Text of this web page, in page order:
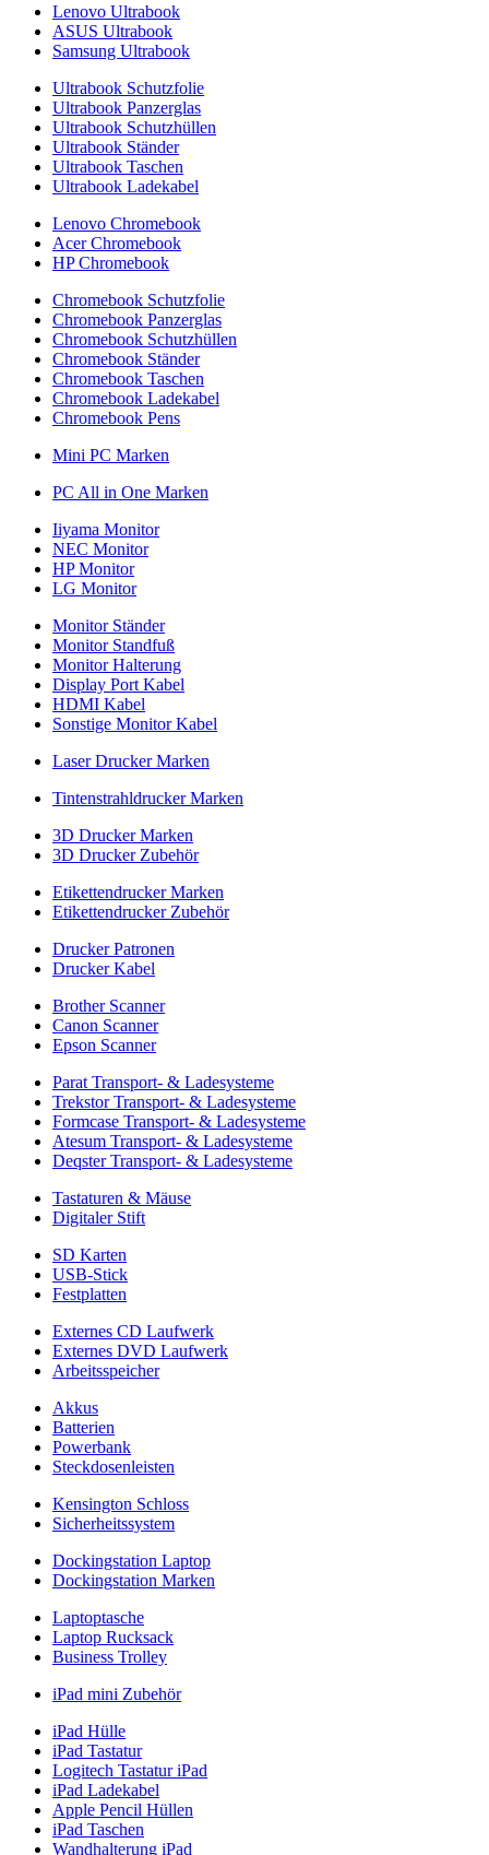
Lenovo Ultrabook
ASUS Ultrabook
Samsung Ultrabook
Ultrabook Schutzfolie
Ultrabook Panzerglas
Ultrabook Schutzhüllen
Ultrabook Ständer
Ultrabook Taschen
Ultrabook Ladekabel
Lenovo Chromebook
Acer Chromebook
HP Chromebook
Chromebook Schutzfolie
Chromebook Panzerglas
Chromebook Schutzhüllen
Chromebook Ständer
Chromebook Taschen
Chromebook Ladekabel
Chromebook Pens
Mini PC Marken
PC All in One Marken
Iiyama Monitor
NEC Monitor
HP Monitor
LG Monitor
Monitor Ständer
Monitor Standfuß
Monitor Halterung
Display Port Kabel
HDMI Kabel
Sonstige Monitor Kabel
Laser Drucker Marken
Tintenstrahldrucker Marken
3D Drucker Marken
3D Drucker Zubehör
Etikettendrucker Marken
Etikettendrucker Zubehör
Drucker Patronen
Drucker Kabel
Brother Scanner
Canon Scanner
Epson Scanner
Parat Transport- & Ladesysteme
Trekstor Transport- & Ladesysteme
Formcase Transport- & Ladesysteme
Atesum Transport- & Ladesysteme
Deqster Transport- & Ladesysteme
Tastaturen & Mäuse
Digitaler Stift
SD Karten
USB-Stick
Festplatten
Externes CD Laufwerk
Externes DVD Laufwerk
Arbeitsspeicher
Akkus
Batterien
Powerbank
Steckdosenleisten
Kensington Schloss
Sicherheitssystem
Dockingstation Laptop
Dockingstation Marken
Laptoptasche
Laptop Rucksack
Business Trolley
iPad mini Zubehör
iPad Hülle
iPad Tastatur
Logitech Tastatur iPad
iPad Ladekabel
Apple Pencil Hüllen
iPad Taschen
Wandhalterung iPad